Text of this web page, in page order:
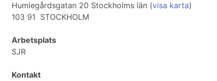
Humlegårdsgatan 20 Stockholms län (visa karta)
103 91 STOCKHOLM
Arbetsplats
SJR
Kontakt